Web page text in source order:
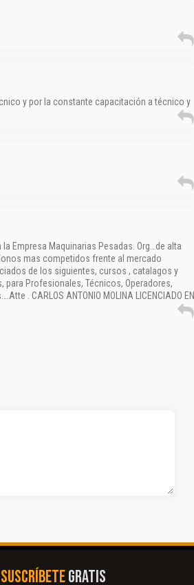
y por la constante capacitación a técnico y
Empresa Maquinarias Pesadas. Org…de alta
mas competidos frente al mercado
de los siguientes, cursos , catalagos y
para Profesionales, Técnicos, Operadores,
. CARLOS ANTONIO MOLINA LICENCIADO EN
SUSCRÍBETEGRATIS